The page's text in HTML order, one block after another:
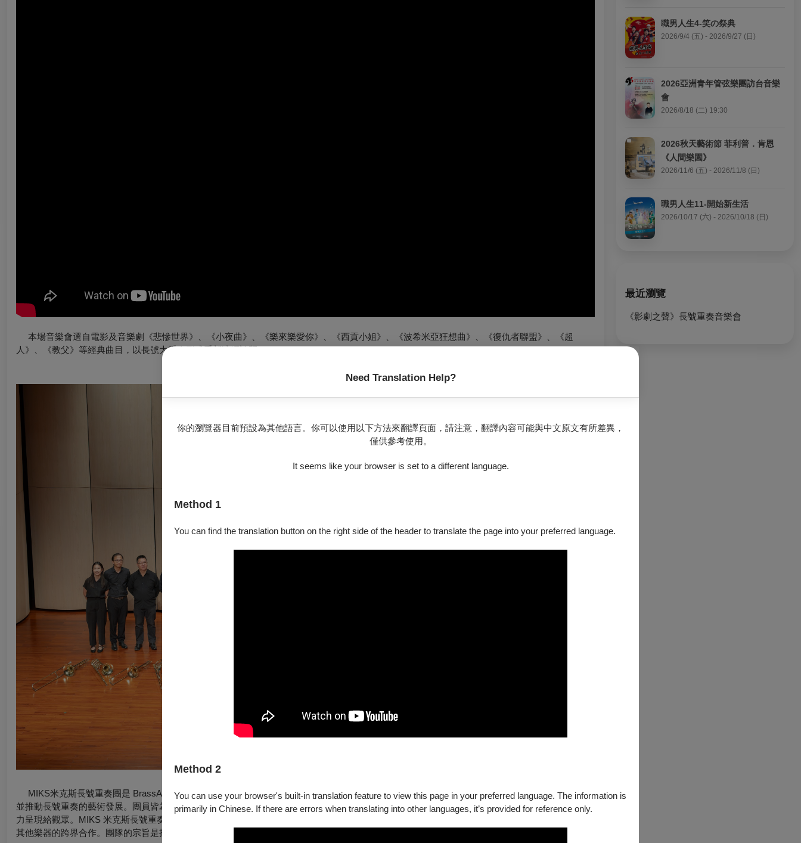
Need Translation Help?
你的瀏覽器目前預設為其他語言。你可以使用以下方法來翻譯頁面，請注意，翻譯內容可能與中文原文有所差異，
僅供參考使用。
It seems like your browser is set to a different language.
Method 1
You can find the translation button on the right side of the header to translate the page into your preferred language.
Method 2
You can use your browser's built-in translation feature to view this page in your preferred language. The information is
primarily in Chinese. If there are errors when translating into other languages, it’s provided for reference only.
本場音樂會選自電影及音樂劇《悲慘世界》、《小夜曲》、《樂來樂愛你》、《西貢小姐》、《波希米亞狂想曲》、《復仇者聯盟》、《超
人》、《教父》等經典曲目，以長號大重奏形式重新演繹詮釋。
【米克斯長號重奏團】
MIKS米克斯長號重奏團是 BrassArt Studio的附設團隊，專門由高雄地區的長號演奏家所組成。這支團隊的成立旨在為長號音樂注入新的活力，
並推動長號重奏的藝術發展。團員皆為在長號領域中具有卓越成就的專業演奏家，他們擁有豐富的演出經驗，並擅長將長號的多樣音色和獨特表現
力呈現給觀眾。MIKS 米克斯長號重奏團的音樂風格融合了傳統與創新，特別注重將長號在不同音樂樂派的表現，從古典到現代作品，並積極探索與
其他樂器的跨界合作。團隊的宗旨是推動台灣長號音樂的創新與發展，並通過音樂演出、創作和教育活動，讓更多人理解並愛上長號的獨特魅力。
職男人生4-笑の祭典
2026/9/4 (五) - 2026/9/27 (日)
2026亞洲青年管弦樂團訪台音樂
會
2026/8/18 (二) 19:30
2026秋天藝術節 菲利普．肯恩
《人間樂園》
2026/11/6 (五) - 2026/11/8 (日)
職男人生11-開始新生活
2026/10/17 (六) - 2026/10/18 (日)
最近瀏覽
《影劇之聲》長號重奏音樂會